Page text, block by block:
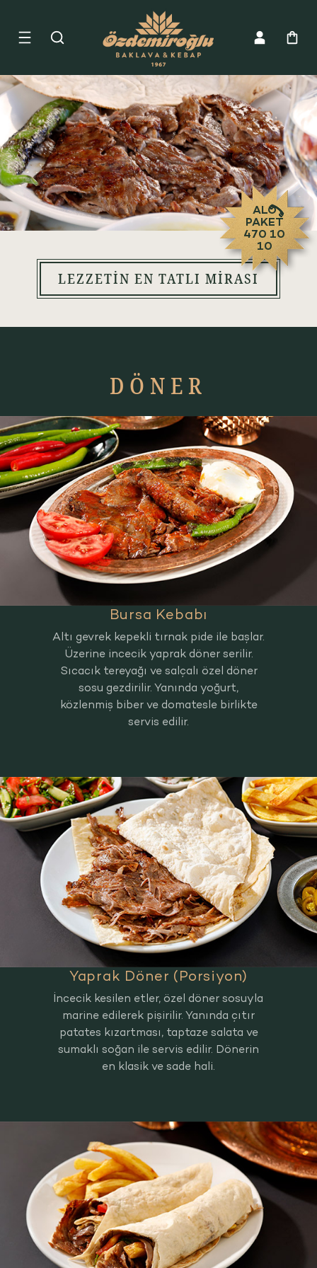
ALO
PAKET
470 10
10
LEZZETİN EN TATLI MİRASI
DÖNER
Bursa Kebabı
Altı gevrek kepekli tırnak pide ile başlar.
Üzerine incecik yaprak döner serilir.
Sıcacık tereyağı ve salçalı özel döner
sosu gezdirilir. Yanında yoğurt,
közlenmiş biber ve domatesle birlikte
servis edilir.
Yaprak Döner (Porsiyon)
İncecik kesilen etler, özel döner sosuyla
marine edilerek pişirilir. Yanında çıtır
patates kızartması, taptaze salata ve
sumaklı soğan ile servis edilir. Dönerin
en klasik ve sade hali.